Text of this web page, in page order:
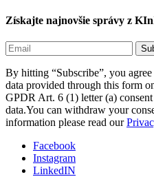
Získajte najnovšie správy z
By hitting “Subscribe”, you
data provided through this form
GPDR Art. 6 (1) letter (a)
data.You can withdraw your
information please read our
Facebook
Instagram
LinkedIN